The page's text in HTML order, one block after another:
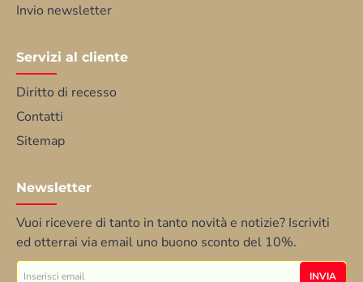
Invio newsletter
Servizi al cliente
Diritto di recesso
Contatti
Sitemap
Newsletter
Vuoi ricevere di tanto in tanto novità e notizie? Iscriviti
ed otterrai via email uno buono sconto del 10%.
Inserisci
INVIA